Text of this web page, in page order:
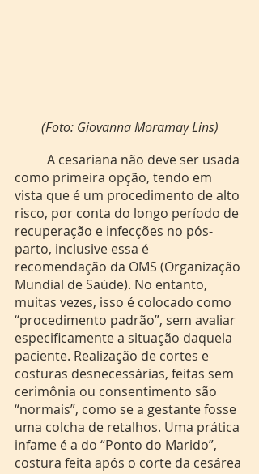
(Foto: Giovanna Moramay Lins)
como primeira opção, tendo em
vista que é um procedimento de alto
risco, por conta do longo período de
recuperação e infecções no pós-
parto, inclusive essa é
recomendação da OMS (Organização
Mundial de Saúde). No entanto,
muitas vezes, isso é colocado como
“procedimento padrão”, sem avaliar
especificamente a situação daquela
paciente. Realização de cortes e
costuras desnecessárias, feitas sem
cerimônia ou consentimento são
“normais”, como se a gestante fosse
uma colcha de retalhos. Uma prática
infame é a do “Ponto do Marido”,
costura feita após o corte da cesárea